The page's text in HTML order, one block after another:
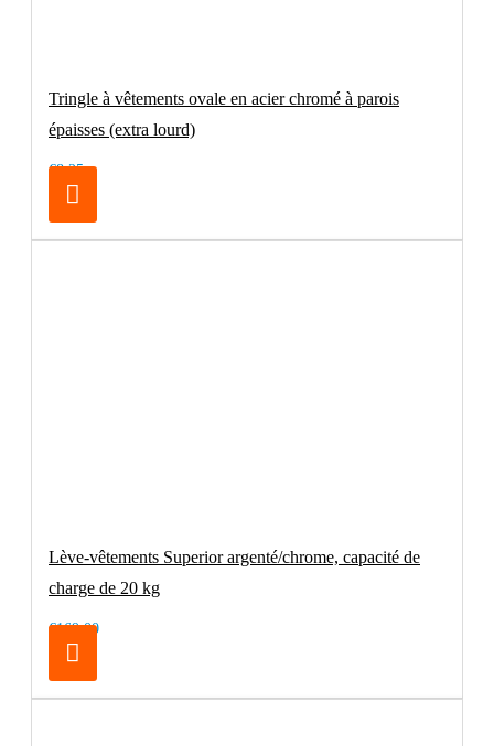
Tringle à vêtements ovale en acier chromé à parois
épaisses (extra lourd)
€8.25
Lève-vêtements Superior argenté/chrome, capacité de
charge de 20 kg
€169.00